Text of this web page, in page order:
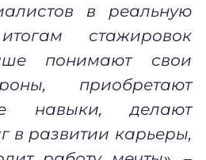
в реальную
стажировок
понимают свои
приобретают
навыки, делают
в развитии карьеры,